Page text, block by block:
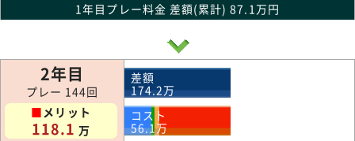
1年目プレー料金 差額(累計) 87.1万円
2年目
プレー 144回
■メリット
118.1 万
差額
174.2万
コスト
56.1万